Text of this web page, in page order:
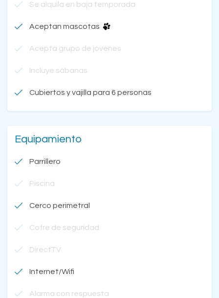
Se alquila en baja temporada
Aceptan mascotas
Acepta grupo de jóvenes
Incluye sábanas
Cubiertos y vajilla para 6 personas
Equipamiento
Parrillero
Piscina
Cerco perimetral
Cofre de seguridad
DirectTV
Internet/Wifi
Alarma con respuesta